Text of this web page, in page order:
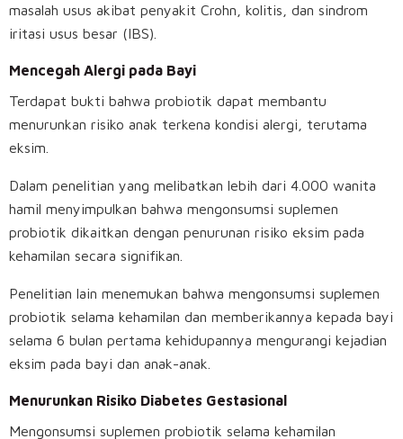
masalah usus akibat penyakit Crohn, kolitis, dan sindrom
iritasi usus besar (IBS).
Mencegah Alergi pada Bayi
Terdapat bukti bahwa probiotik dapat membantu
menurunkan risiko anak terkena kondisi alergi, terutama
eksim.
Dalam penelitian yang melibatkan lebih dari 4.000 wanita
hamil menyimpulkan bahwa mengonsumsi suplemen
probiotik dikaitkan dengan penurunan risiko eksim pada
kehamilan secara signifikan.
Penelitian lain menemukan bahwa mengonsumsi suplemen
probiotik selama kehamilan dan memberikannya kepada bayi
selama 6 bulan pertama kehidupannya mengurangi kejadian
eksim pada bayi dan anak-anak.
Menurunkan Risiko Diabetes Gestasional
Mengonsumsi suplemen probiotik selama kehamilan